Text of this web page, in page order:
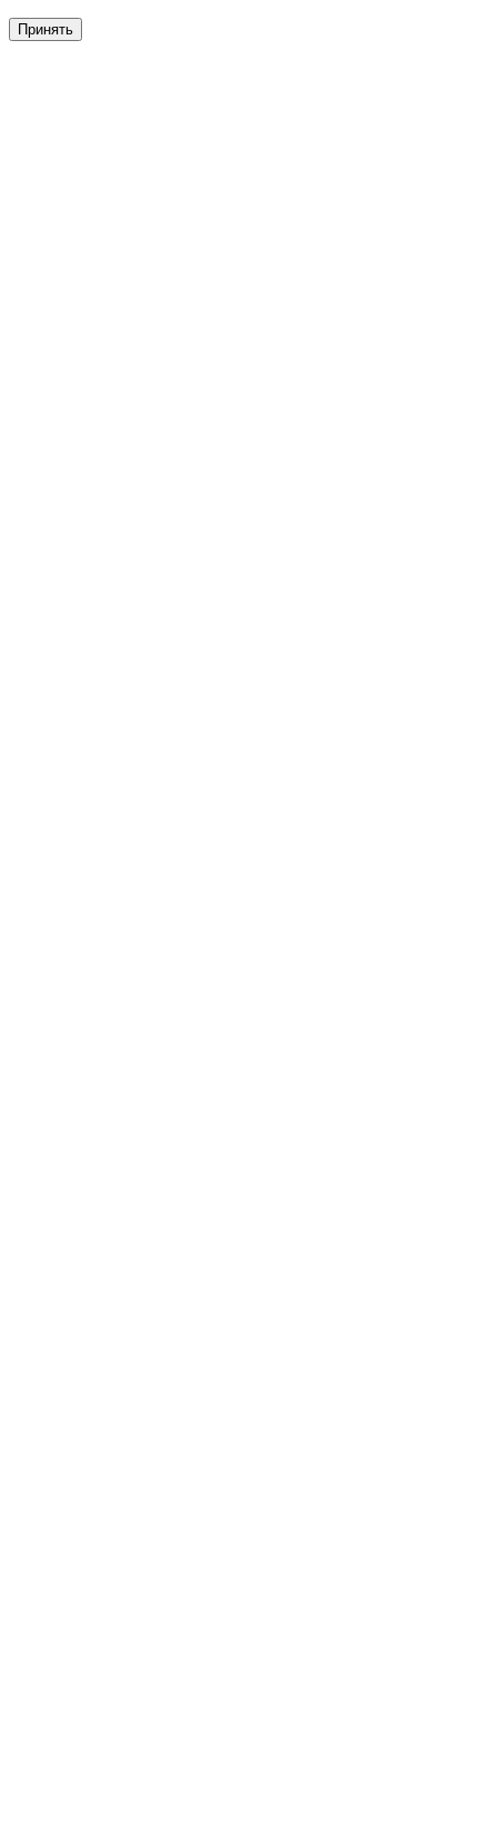
Принять